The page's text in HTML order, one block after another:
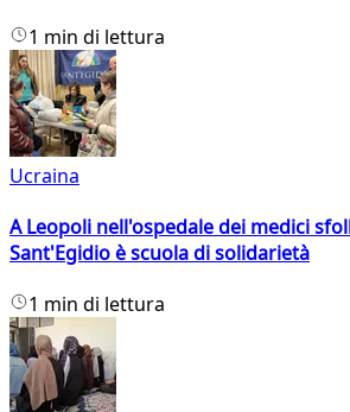
1 min di lettura
Ucraina
A Leopoli nell'ospedale dei medici
Sant'Egidio è scuola di solidarietà
1 min di lettura